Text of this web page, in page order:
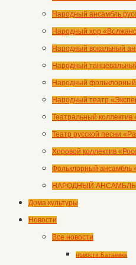
Народный ансамбль
Народный хор
Народный вокальный
Народный
Народный
Народный театр
Театральный коллектив
Театр русской песни
Хоровой коллектив
Фольклорный ансамбль
НАРОДНЫЙ
Дома культуры
Новости
Все новости
новости Батаевка